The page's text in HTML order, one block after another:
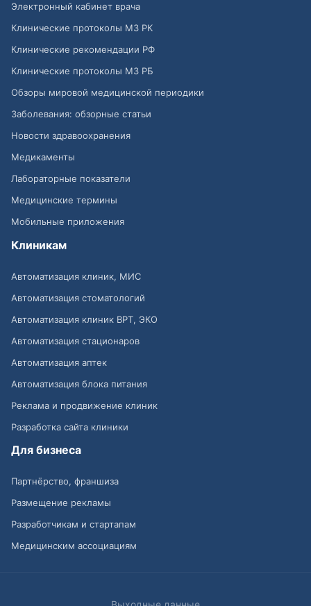
Электронный кабинет врача
Клинические протоколы МЗ РК
Клинические рекомендации РФ
Клинические протоколы МЗ РБ
Обзоры мировой медицинской периодики
Заболевания: обзорные статьи
Новости здравоохранения
Медикаменты
Лабораторные показатели
Медицинские термины
Мобильные приложения
Клиникам
Автоматизация клиник, МИС
Автоматизация стоматологий
Автоматизация клиник ВРТ, ЭКО
Автоматизация стационаров
Автоматизация аптек
Автоматизация блока питания
Реклама и продвижение клиник
Разработка сайта клиники
Для бизнеса
Партнёрство, франшиза
Размещение рекламы
Разработчикам и стартапам
Медицинским ассоциациям